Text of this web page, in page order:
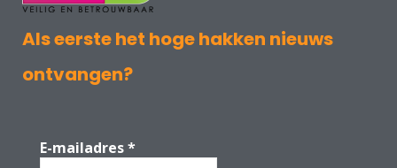
Als eerste het hoge hakken nieuws
ontvangen?
E-mailadres*